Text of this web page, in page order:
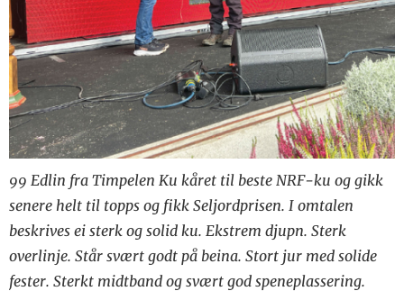
99 Edlin fra Timpelen Ku kåret til beste NRF-ku og gikk
senere helt til topps og fikk Seljordprisen. I omtalen
beskrives ei sterk og solid ku. Ekstrem djupn. Sterk
overlinje. Står svært godt på beina. Stort jur med solide
fester. Sterkt midtband og svært god speneplassering.